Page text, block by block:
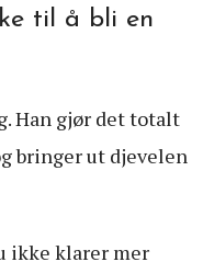
til å bli en
Han gjør det totalt
bringer ut djevelen
ikke klarer mer